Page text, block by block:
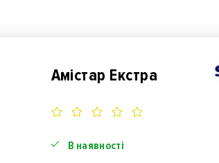
Амістар Екстра
В наявності